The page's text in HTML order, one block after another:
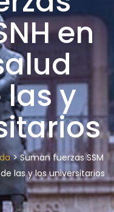
en
y
>Suman fuerzas SSM
las y los universitarios